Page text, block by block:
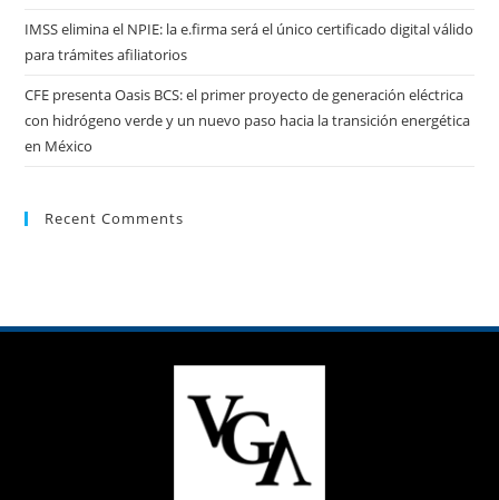
IMSS elimina el NPIE: la e.firma será el único certificado digital válido
para trámites afiliatorios
CFE presenta Oasis BCS: el primer proyecto de generación eléctrica
con hidrógeno verde y un nuevo paso hacia la transición energética
en México
Recent Comments